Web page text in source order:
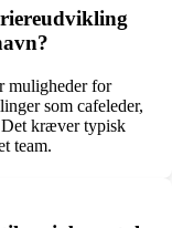
muligheder for
som cafeleder,
Det kræver typisk
team.